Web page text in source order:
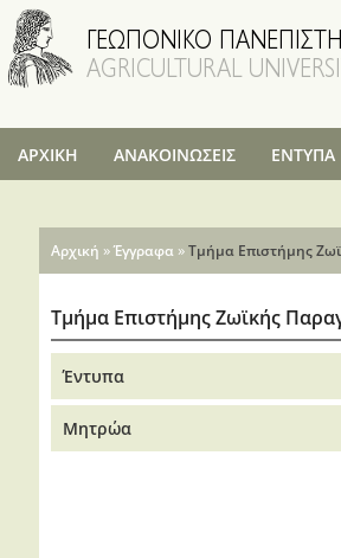
προς το
κυρίως
περιεχόμενο
ΑΡΧΙΚΗ ΑΝΑΚΟΙΝΩΣΕΙΣ ΕΝΤΥΠΑ
Είστε εδώ
Αρχική »Έγγραφα »Τμήμα Επιστήμης
Τμήμα Επιστήμης Ζωϊκής
Έντυπα
Μητρώα